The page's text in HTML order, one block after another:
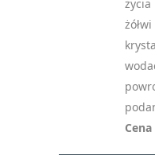
życia